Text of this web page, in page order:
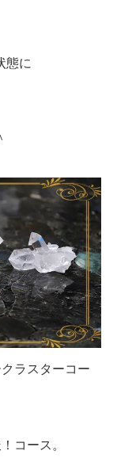
態に
ラスターコー
コース。